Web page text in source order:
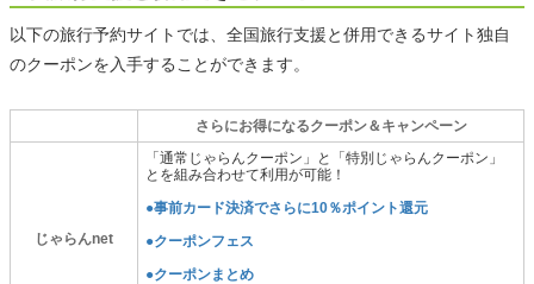
以下の旅行予約サイトでは、全国旅行支援と併用できるサイト独自
のクーポンを入手することができます。
さらにお得になるクーポン＆キャンペーン
じゃらんnet
「通常じゃらんクーポン」と「特別じゃらんクーポン」
とを組み合わせて利用が可能！
●事前カード決済でさらに10％ポイント還元
●クーポンフェス
●クーポンまとめ